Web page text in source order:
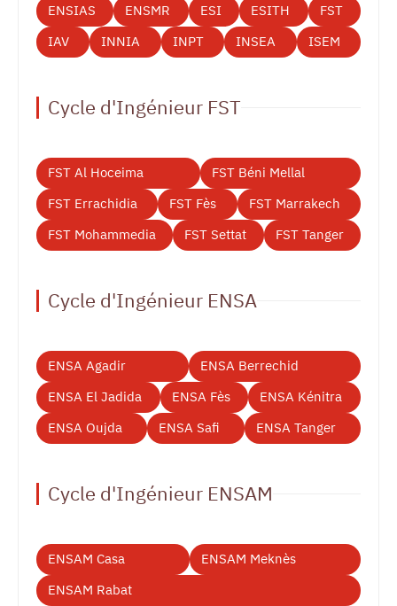
ENSIAS
ENSMR ESI ESITH
FST
IAV
INNIA INPT INSEA ISEM
Cycle d'Ingénieur FST
FST Al Hoceima
FST Béni Mellal
FST Errachidia
FST Fès
FST Marrakech
FST Mohammedia
FST Settat FST Tanger
Cycle d'Ingénieur ENSA
ENSA Agadir
ENSA Berrechid
ENSA El Jadida
ENSA Fès
ENSA Kénitra
ENSA Oujda
ENSA Safi ENSA Tanger
Cycle d'Ingénieur ENSAM
ENSAM Casa
ENSAM Meknès
ENSAM Rabat